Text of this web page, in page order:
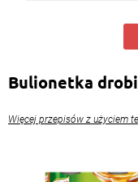
Bulionetka
Więcej przepisów z użyciem